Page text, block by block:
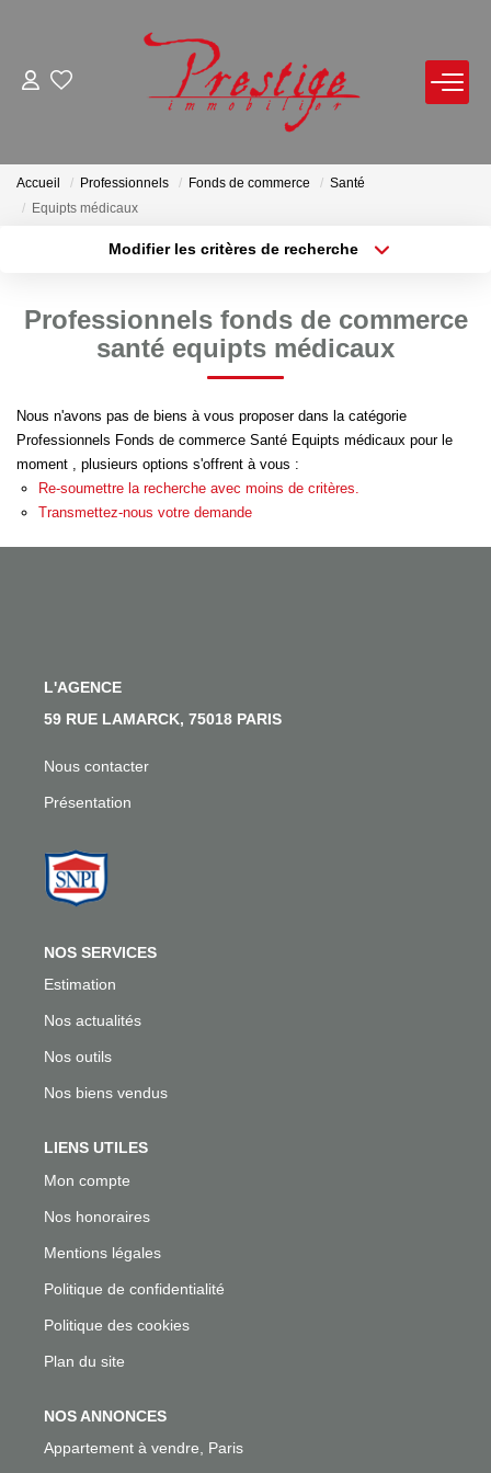
ACHETER
LOUER
VENDRE
Estimation En Ligne
Biens Vendus
NOTRE AGENCE
Nos Actualités
Accueil Professionnels Fonds de commerce
Santé
Equipts médicaux
Modifier les critères de recherche
Budget max
Professionnels fonds de commerce
santé equipts médicaux
Nous n'avons pas de biens à vous proposer dans la catégorie
Professionnels Fonds de commerce Santé Equipts médicaux pour le
moment , plusieurs options s'offrent à vous :
Re-soumettre la recherche avec moins de critères.
Transmettez-nous votre demande
L'AGENCE
59 RUE LAMARCK, 75018 PARIS
Nous contacter
Présentation
NOS SERVICES
Estimation
Nos actualités
Nos outils
Nos biens vendus
LIENS UTILES
Mon compte
Nos honoraires
Mentions légales
Politique de confidentialité
Politique des cookies
Plan du site
NOS ANNONCES
Appartement à vendre, Paris